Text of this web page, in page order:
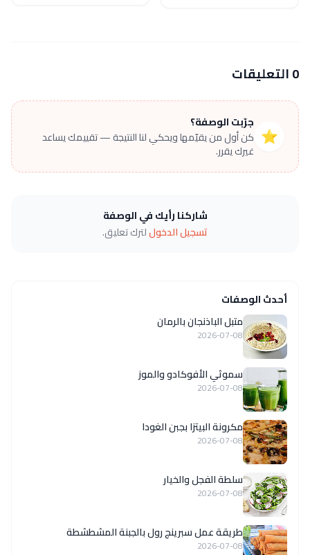
0 التعليقات
⭐
جرّبت الوصفة؟
كن أول من يقيّمها ويحكي لنا النتيجة — تقييمك يساعد
غيرك يقرر.
شاركنا رأيك في الوصفة
تسجيل الدخوللترك تعليق.
أحدث الوصفات
متبل الباذنجان بالرمان
2026-07-08
سموثي الأفوكادو والموز
2026-07-08
مكرونة البيتزا بجبن الغودا
2026-07-08
سلطة الفجل والخيار
2026-07-08
طريقة عمل سبرينج رول بالجبنة المشطشطة
2026-07-08